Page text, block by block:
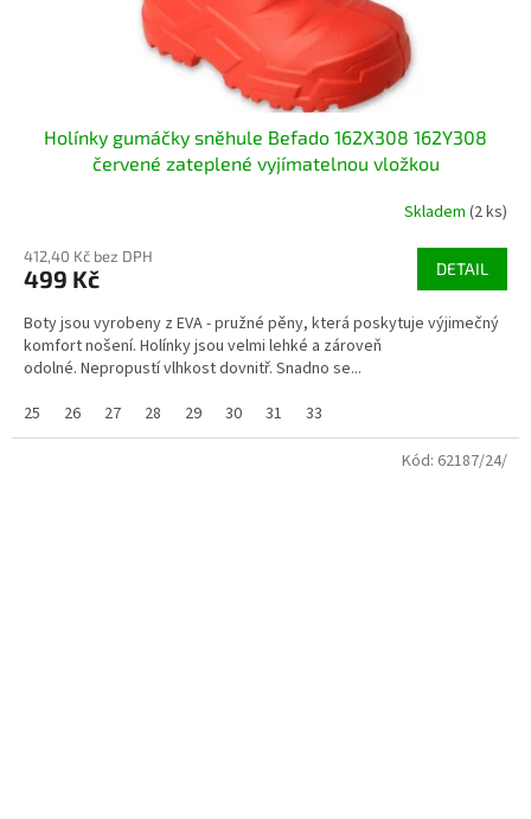
Holínky gumáčky sněhule Befado 162X308 162Y308
červené zateplené vyjímatelnou vložkou
Skladem (2 ks)
412,40 Kč bez DPH
499 Kč DETAIL
Boty jsou vyrobeny z EVA - pružné pěny, která poskytuje výjimečný
komfort nošení. Holínky jsou velmi lehké a zároveň
odolné. Nepropustí vlhkost dovnitř. Snadno se...
25
26 27 28 29 30 31 33
Kód: 62187/24/